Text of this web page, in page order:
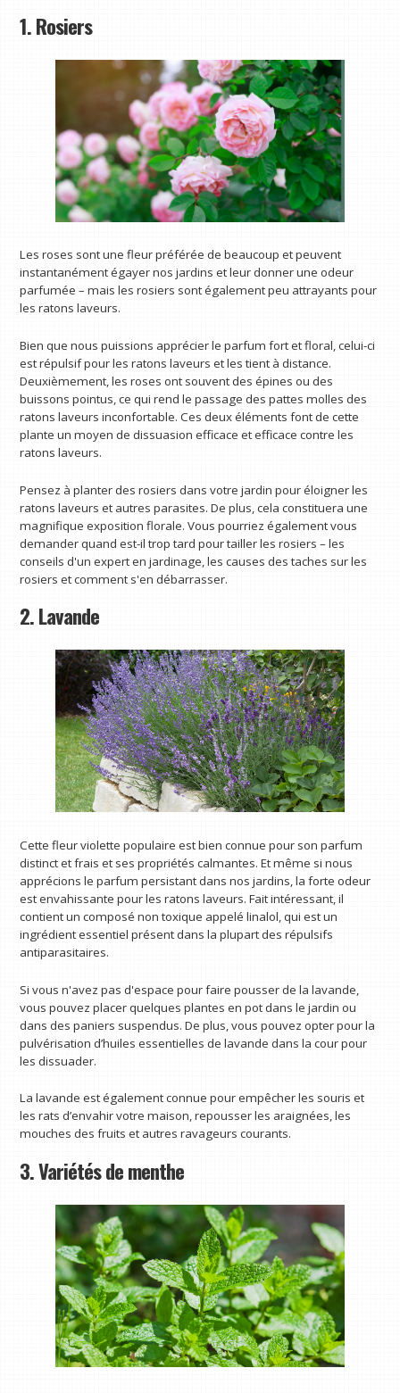
1. Rosiers
Les roses sont une fleur préférée de beaucoup et peuvent
instantanément égayer nos jardins et leur donner une odeur
parfumée – mais les rosiers sont également peu attrayants pour
les ratons laveurs.
Bien que nous puissions apprécier le parfum fort et floral, celui-ci
est répulsif pour les ratons laveurs et les tient à distance.
Deuxièmement, les roses ont souvent des épines ou des
buissons pointus, ce qui rend le passage des pattes molles des
ratons laveurs inconfortable. Ces deux éléments font de cette
plante un moyen de dissuasion efficace et efficace contre les
ratons laveurs.
Pensez à planter des rosiers dans votre jardin pour éloigner les
ratons laveurs et autres parasites. De plus, cela constituera une
magnifique exposition florale. Vous pourriez également vous
demander quand est-il trop tard pour tailler les rosiers – les
conseils d'un expert en jardinage, les causes des taches sur les
rosiers et comment s'en débarrasser.
2. Lavande
Cette fleur violette populaire est bien connue pour son parfum
distinct et frais et ses propriétés calmantes. Et même si nous
apprécions le parfum persistant dans nos jardins, la forte odeur
est envahissante pour les ratons laveurs. Fait intéressant, il
contient un composé non toxique appelé linalol, qui est un
ingrédient essentiel présent dans la plupart des répulsifs
antiparasitaires.
Si vous n'avez pas d'espace pour faire pousser de la lavande,
vous pouvez placer quelques plantes en pot dans le jardin ou
dans des paniers suspendus. De plus, vous pouvez opter pour la
pulvérisation d’huiles essentielles de lavande dans la cour pour
les dissuader.
La lavande est également connue pour empêcher les souris et
les rats d’envahir votre maison, repousser les araignées, les
mouches des fruits et autres ravageurs courants.
3. Variétés de menthe